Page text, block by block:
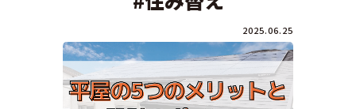
2025.06.25